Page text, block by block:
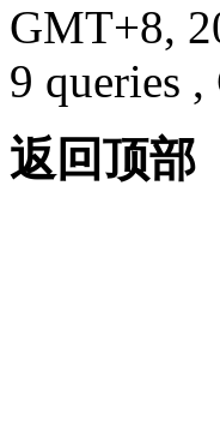
GMT+8,
9 queries
返回顶部